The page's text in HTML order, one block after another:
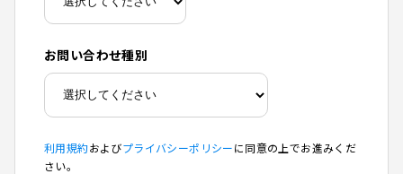
お問い合わせ種別
利用規約およびプライバシーポリシーに同意の上でお進みくだ
さい。